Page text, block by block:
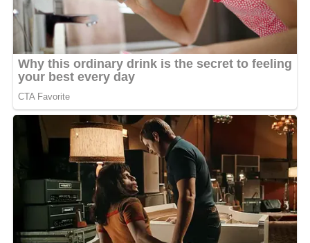
Cette nomination aux Arawo Ambassadeurs Awards
2025 met en lumière le dynamisme et la créativité de la
scène musicale gabonaise, qui continue de s’imposer sur
le plan régional et continental. Waza No Limite, aux
côtés de talents comme Dementos, Oiseau Rare et
Emma’a, incarne cette nouvelle vague d’artistes qui
portent haut les couleurs du Gabon.
MOTS-CLÉS : UNE WAZA NO LIMITE